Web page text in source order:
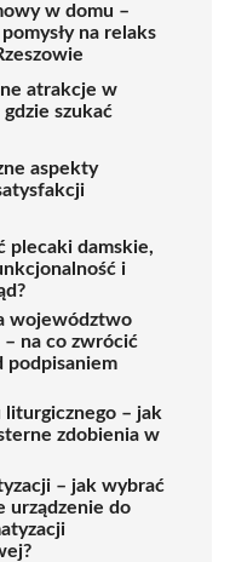
w domu –
na relaks
atrakcje w
gdzie szukać
aspekty
plecaki damskie,
i
województwo
na co zwrócić
podpisaniem
liturgicznego – jak
zdobienia w
– jak wybrać
urządzenie do